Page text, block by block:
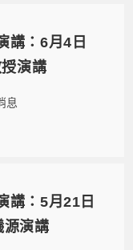
講：6月4日
演講
息
講：5月21日
演講